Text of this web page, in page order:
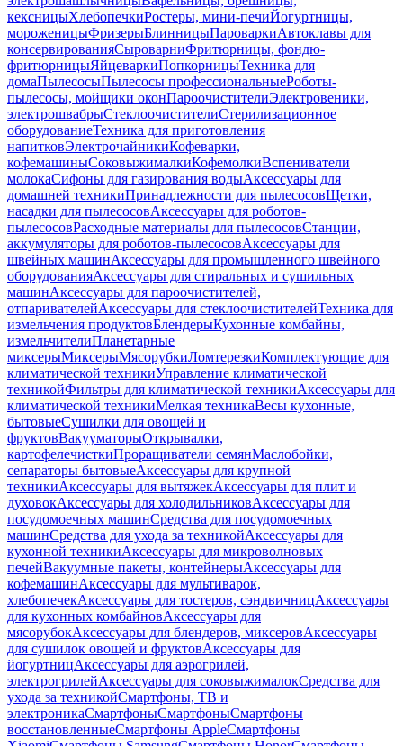
кексницыХлебопечкиРостеры, мини-печиЙогуртницы,
мороженицыФризерыБлинницыПароваркиАвтоклавы для
консервированияСыроварниФритюрницы, фондю-
фритюрницыЯйцеваркиПопкорницыТехника для
домаПылесосыПылесосы профессиональныеРоботы-
пылесосы, мойщики оконПароочистителиЭлектровеники,
электрошвабрыСтеклоочистителиСтерилизационное
оборудованиеТехника для приготовления
напитковЭлектрочайникиКофеварки,
кофемашиныСоковыжималкиКофемолкиВспениватели
молокаСифоны для газирования водыАксессуары для
домашней техникиПринадлежности для пылесосовЩетки,
насадки для пылесосовАксессуары для роботов-
пылесосовРасходные материалы для пылесосовСтанции,
аккумуляторы для роботов-пылесосовАксессуары для
швейных машинАксессуары для промышленного швейного
оборудованияАксессуары для стиральных и сушильных
машинАксессуары для пароочистителей,
отпаривателейАксессуары для стеклоочистителейТехника для
измельчения продуктовБлендерыКухонные комбайны,
измельчителиПланетарные
миксерыМиксерыМясорубкиЛомтерезкиКомплектующие для
климатической техникиУправление климатической
техникойФильтры для климатической техникиАксессуары для
климатической техникиМелкая техникаВесы кухонные,
бытовыеСушилки для овощей и
фруктовВакууматорыОткрывалки,
картофелечисткиПроращиватели семянМаслобойки,
сепараторы бытовыеАксессуары для крупной
техникиАксессуары для вытяжекАксессуары для плит и
духовокАксессуары для холодильниковАксессуары для
посудомоечных машинСредства для посудомоечных
машинСредства для ухода за техникойАксессуары для
кухонной техникиАксессуары для микроволновых
печейВакуумные пакеты, контейнерыАксессуары для
кофемашинАксессуары для мультиварок,
хлебопечекАксессуары для тостеров, сэндвичницАксессуары
для кухонных комбайновАксессуары для
мясорубокАксессуары для блендеров, миксеровАксессуары
для сушилок овощей и фруктовАксессуары для
йогуртницАксессуары для аэрогрилей,
электрогрилейАксессуары для соковыжималокСредства для
ухода за техникойСмартфоны, ТВ и
электроникаСмартфоныСмартфоныСмартфоны
восстановленныеСмартфоны AppleСмартфоны